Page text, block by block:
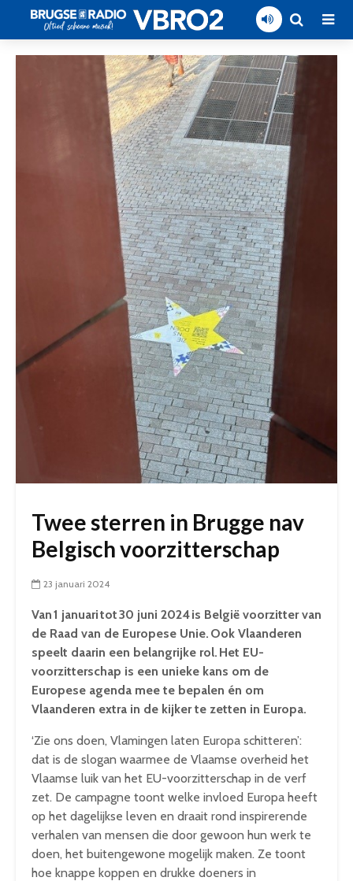
Twee sterren in Brugge nav
Belgisch voorzitterschap
23 januari 2024
Van 1 januari tot 30 juni 2024 is België voorzitter van
de Raad van de Europese Unie. Ook Vlaanderen
speelt daarin een belangrijke rol. Het EU-
voorzitterschap is een unieke kans om de
Europese agenda mee te bepalen én om
Vlaanderen extra in de kijker te zetten in Europa.
‘Zie ons doen, Vlamingen laten Europa schitteren’:
dat is de slogan waarmee de Vlaamse overheid het
Vlaamse luik van het EU-voorzitterschap in de verf
zet. De campagne toont welke invloed Europa heeft
op het dagelijkse leven en draait rond inspirerende
verhalen van mensen die door gewoon hun werk te
doen, het buitengewone mogelijk maken. Ze toont
hoe knappe koppen en drukke doeners in